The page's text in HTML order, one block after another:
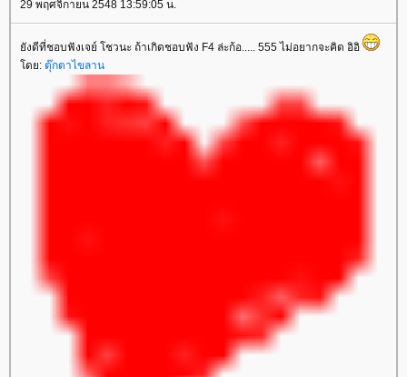
29 พฤศจิกายน 2548 13:59:05 น.
ังดีที่ชอบฟังเจย์ โชวนะ ถ้าเกิดชอบฟัง F4 ล่ะก้อ..... 555 ไม่อยากจะคิด อิอิ
ดย: ตุ๊กตาไขลาน